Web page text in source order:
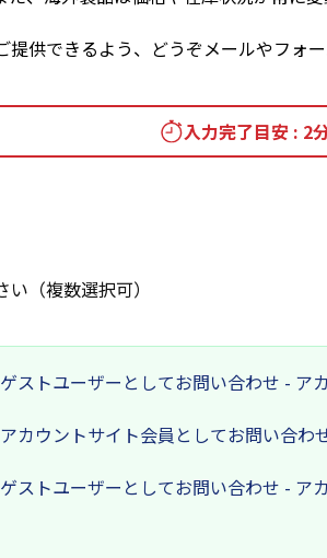
供できるよう、どうぞメールやフォ
入力完了目安 : 2
（複数選択可）
ゲストユーザーとしてお問い合わせ - ア
アカウントサイト会員としてお問い合わ
ゲストユーザーとしてお問い合わせ - ア